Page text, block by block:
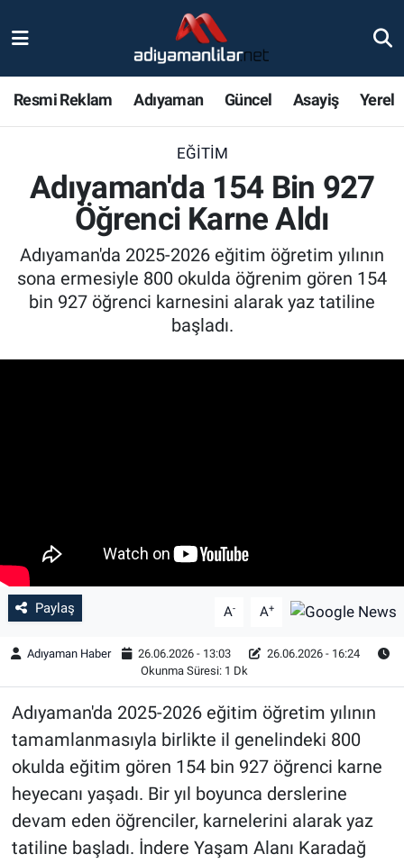
Resmi Reklam Adıyaman Güncel Asayiş Yerel
EĞITIM
Adıyaman'da 154 Bin 927
Öğrenci Karne Aldı
Adıyaman'da 2025-2026 eğitim öğretim yılının
sona ermesiyle 800 okulda öğrenim gören 154
bin 927 öğrenci karnesini alarak yaz tatiline
başladı.
Paylaş A- A+
Adıyaman Haber 26.06.2026 - 13:03
26.06.2026 - 16:24
Okunma Süresi: 1 Dk
Adıyaman'da 2025-2026 eğitim öğretim yılının
tamamlanmasıyla birlikte il genelindeki 800
okulda eğitim gören 154 bin 927 öğrenci karne
heyecanı yaşadı. Bir yıl boyunca derslerine
devam eden öğrenciler, karnelerini alarak yaz
tatiline başladı. İndere Yaşam Alanı Karadağ
Magazin
Bölge Haberleri
Gündem
Yaşam
BİLİM VE TEKNOLOJİ
Şambayat Haber
Nöbetçi Eczaneler
Adiyaman Namaz Vakitleri
Trafik Durumu
Süper Lig Puan Durumu ve Fikstür
Tüm Manşetler